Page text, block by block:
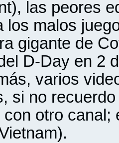
las peores
los malos
gigante de
D-Day en 2
varios
si no
otro canal;